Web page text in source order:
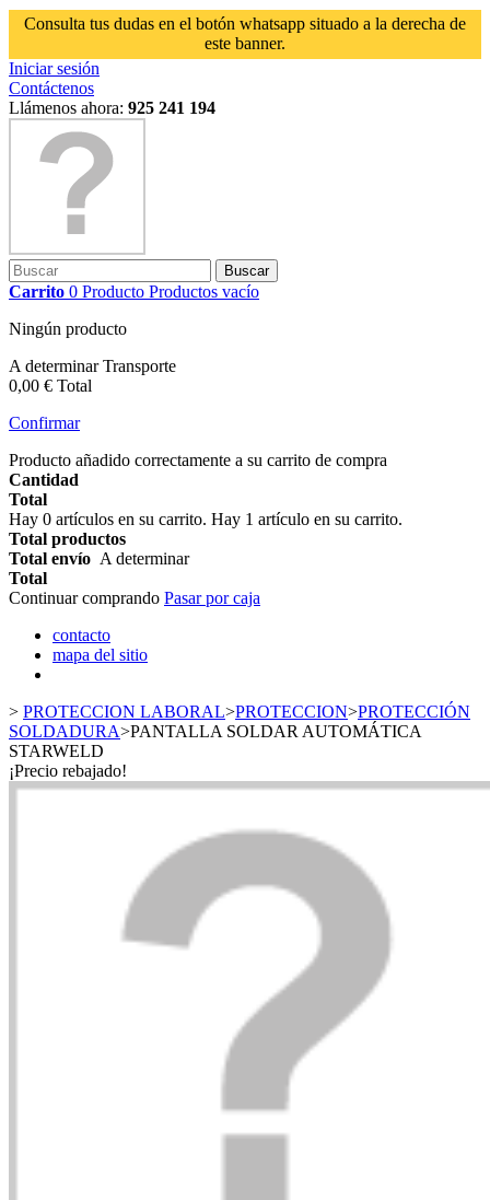
Consulta tus dudas en el botón whatsapp situado a la derecha de
este banner.
Iniciar sesión
Contáctenos
Llámenos ahora: 925 241 194
Buscar
Carrito 0 Producto Productos vacío
Ningún producto
A determinarTransporte
0,00 € Total
Confirmar
Producto añadido correctamente a su carrito de compra
Cantidad
Total
Hay 0 artículos en su carrito. Hay 1 artículo en su carrito.
Total productos
Total envío A determinar
Total
Continuar comprando Pasar por caja
contacto
mapa del sitio
> PROTECCION LABORAL>PROTECCION>PROTECCIÓN
SOLDADURA>PANTALLA SOLDAR AUTOMÁTICA
STARWELD
¡Precio rebajado!